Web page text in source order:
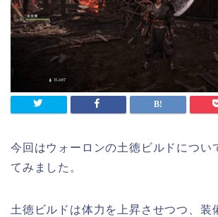
今回はウォーロンの土徳ビルドについ
てみました。
土徳ビルドは体力を上昇させつつ、装